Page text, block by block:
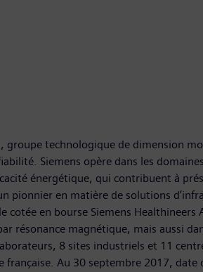
groupe technologique de dimension
Siemens opère dans les
énergétique, qui contribuent à
en matière de solutions
cotée en bourse Siemens
résonance magnétique, mais aussi
8 sites industriels et 11
Au 30 septembre 2017,